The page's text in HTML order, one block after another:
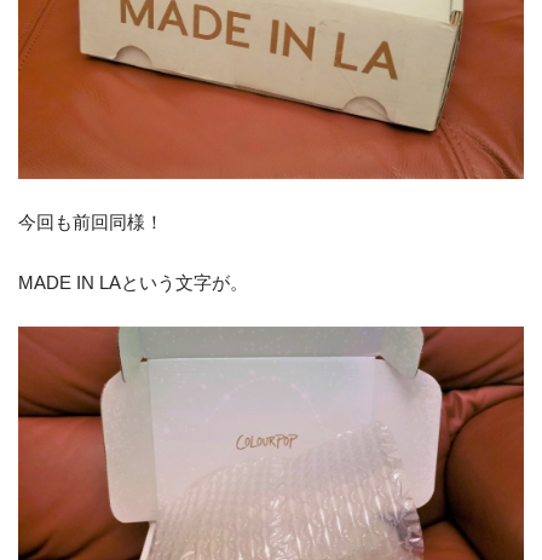
今回も前回同様！
MADE IN LAという文字が。